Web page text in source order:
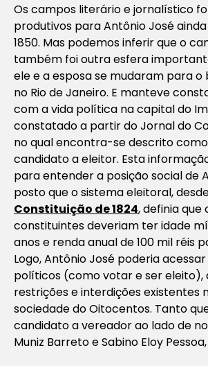
Os campos literário e jornalístico
produtivos para Antônio José
1850. Mas podemos inferir que o
também foi outra esfera
ele e a esposa se mudaram para o
no Rio de Janeiro. E manteve
com a vida política na capital do
constatado a partir doJornal do
no qual encontra-se descrito
candidato a eleitor. Esta
para entender a posição social de
posto que o sistema eleitoral,
Constituição de 1824, definia que
constituintes deveriam ter idade
anos e renda anual de 100 mil réis
Logo, Antônio José poderia
políticos (como votar e ser eleito),
restrições e interdições existentes
sociedade do Oitocentos. Tanto
candidato a vereador ao lado de
Muniz Barreto e Sabino Eloy